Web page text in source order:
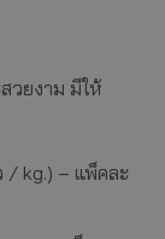
วยงาม มีให้
/ kg.) – แพ็คละ